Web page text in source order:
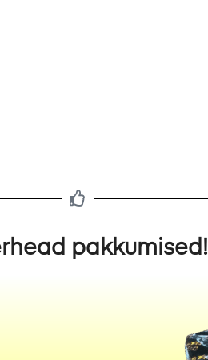
pakkumised!